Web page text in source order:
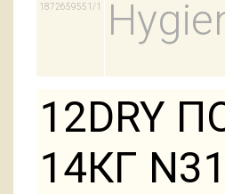
1872659551/1
12DRY
14КГ N31